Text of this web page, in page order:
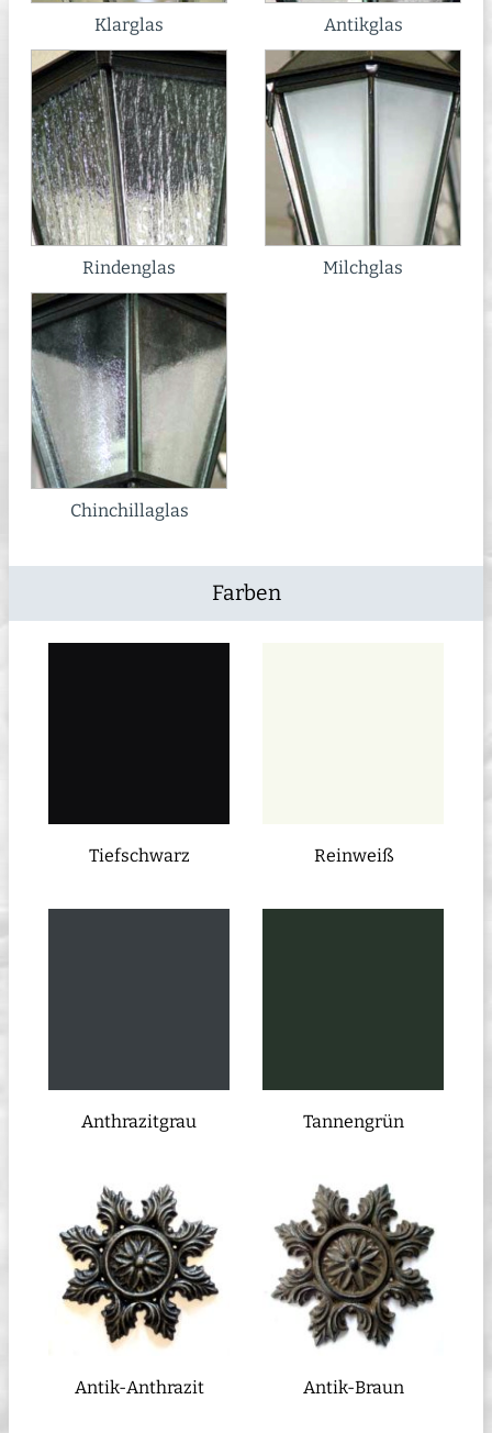
Klarglas Antikglas
Rindenglas Milchglas
Chinchillaglas
Farben
Tiefschwarz Reinweiß
Anthrazitgrau Tannengrün
Antik-Anthrazit Antik-Braun